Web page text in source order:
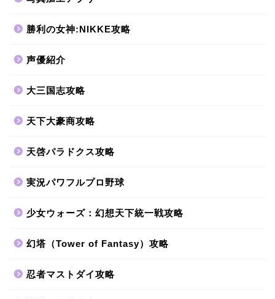
勝利の女神:NIKKE攻略
声優紹介
大三国志攻略
天下大豪商攻略
天啓パラドクス攻略
実況パワフルプロ野球
少女ウォーズ：幻想天下統一戦攻略
幻塔（Tower of Fantasy）攻略
忍者マストダイ攻略